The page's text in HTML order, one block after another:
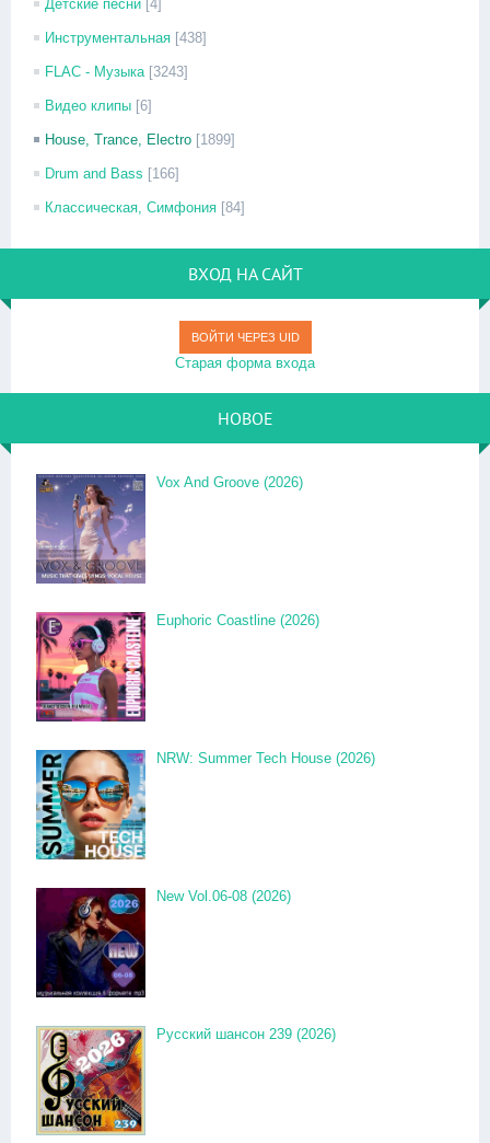
Детские песни [4]
Инструментальная [438]
FLAC - Музыка [3243]
Видео клипы [6]
House, Trance, Electro [1899]
Drum and Bass [166]
Классическая, Симфония [84]
ВХОД НА САЙТ
ВОЙТИ ЧЕРЕЗ UID
Старая форма входа
НОВОЕ
Vox And Groove (2026)
Euphoric Coastline (2026)
NRW: Summer Tech House (2026)
New Vol.06-08 (2026)
Русский шансон 239 (2026)